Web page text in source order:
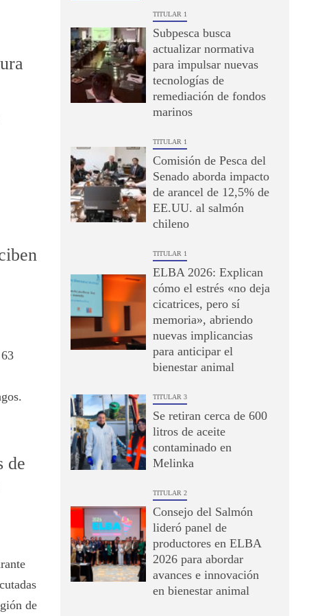
de
de
TITULAR 1
Subpesca busca
actualizar normativa
para impulsar nuevas
tecnologías de
remediación de fondos
marinos
TITULAR 1
Comisión de Pesca del
Senado aborda impacto
de arancel de 12,5% de
EE.UU. al salmón
chileno
TITULAR 1
ELBA 2026: Explican
cómo el estrés «no deja
cicatrices, pero sí
memoria», abriendo
nuevas implicancias
para anticipar el
bienestar animal
TITULAR 3
Se retiran cerca de 600
litros de aceite
contaminado en
Melinka
TITULAR 2
Consejo del Salmón
lideró panel de
productores en ELBA
2026 para abordar
avances e innovación
en bienestar animal